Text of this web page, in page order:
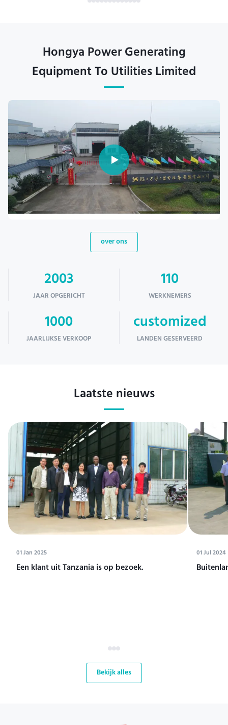
Hongya Power Generating
Equipment To Utilities Limited
over ons
2003
JAAR OPGERICHT
110
WERKNEMERS
1000
JAARLIJKSE VERKOOP
customized
LANDEN GESERVEERD
Laatste nieuws
01 Jan 2025
Een klant uit Tanzania is op bezoek.
01 Jul 2024
Bekijk alles